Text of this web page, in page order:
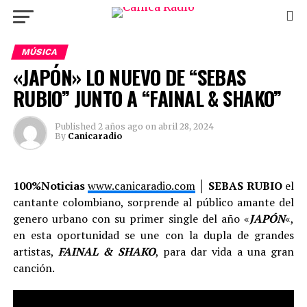
MÚSICA
«JAPÓN» LO NUEVO DE “SEBAS
RUBIO” JUNTO A “FAINAL & SHAKO”
Published 2 años ago on abril 28, 2024
By Canicaradio
100%Noticiaswww.canicaradio.com SEBAS RUBIOel
cantante colombiano, sorprende al público amante del
genero urbano con su primer single del año «JAPÓN«,
en esta oportunidad se une con la dupla de grandes
artistas, FAINAL & SHAKO, para dar vida a una gran
canción.